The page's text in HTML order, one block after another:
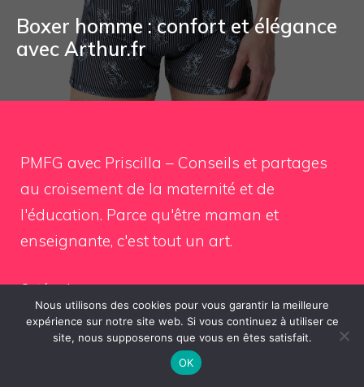
Boxer homme : confort et élégance
avec Arthur.fr
PMFG avec Priscilla – Conseils et partages
au croisement de la maternité et de
l'éducation. Parce qu'être maman et
enseignante, c'est tout un art.
Catégories
Parentalité
Nous utilisons des cookies pour vous garantir la meilleure
expérience sur notre site web. Si vous continuez à utiliser ce
site, nous supposerons que vous en êtes satisfait.
OK